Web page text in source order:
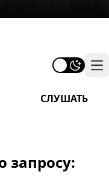
СЛУШАТЬ
запросу: